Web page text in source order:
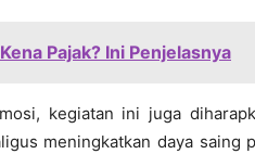
Pajak? Ini Penjelasnya
kegiatan ini juga
meningkatkan daya saing